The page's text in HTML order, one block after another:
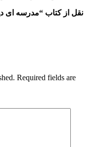
نقل از کتاب “مدرسه ای
Required fields are